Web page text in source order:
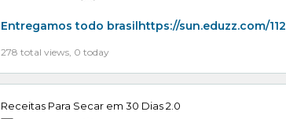
Entregamos todo brasilhttps://sun.eduzz.com/
278 total views, 0 today
Receitas Para Secar em 30 Dias 2.0